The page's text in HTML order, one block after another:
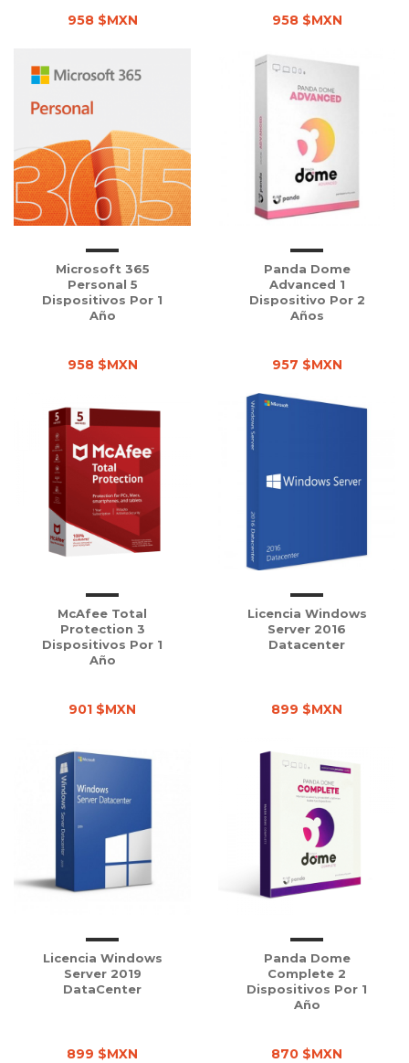
958 $MXN 958 $MXN
Microsoft 365
Personal 5
Dispositivos Por 1
Año
958 $MXN
Panda Dome
Advanced 1
Dispositivo Por 2
Años
957 $MXN
McAfee Total
Protection 3
Dispositivos Por 1
Año
901 $MXN
Licencia Windows
Server 2016
Datacenter
899 $MXN
Licencia Windows
Server 2019
DataCenter
899 $MXN
Panda Dome
Complete 2
Dispositivos Por 1
Año
870 $MXN